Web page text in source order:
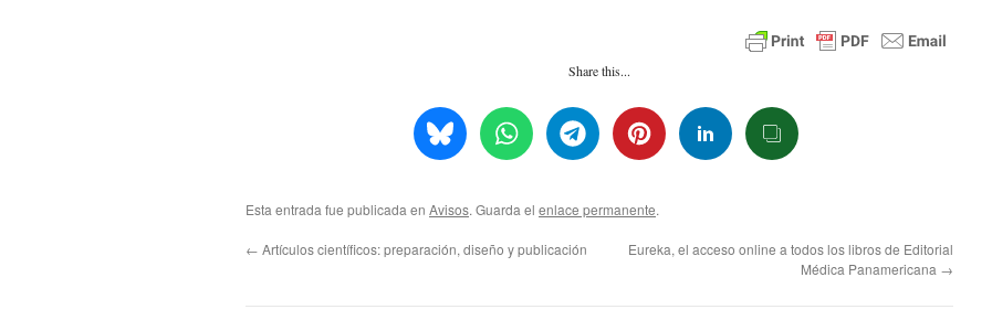
Share this...
Esta entrada fue publicada en Avisos. Guarda el enlace permanente.
← Artículos científicos: preparación, diseño y publicación
Eureka, el acceso online a todos los libros de Editorial
Médica Panamericana →